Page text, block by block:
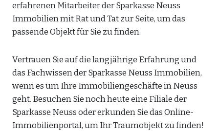
erfahrenen Mitarbeiter der Sparkasse Neuss
Immobilien mit Rat und Tat zur Seite, um das
passende Objekt für Sie zu finden.
Vertrauen Sie auf die langjährige Erfahrung und
das Fachwissen der Sparkasse Neuss Immobilien,
wenn es um Ihre Immobiliengeschäfte in Neuss
geht. Besuchen Sie noch heute eine Filiale der
Sparkasse Neuss oder erkunden Sie das Online-
Immobilienportal, um Ihr Traumobjekt zu finden!